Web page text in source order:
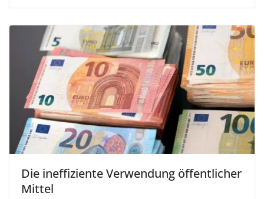
Die ineffiziente Verwendung öffentlicher
Mittel